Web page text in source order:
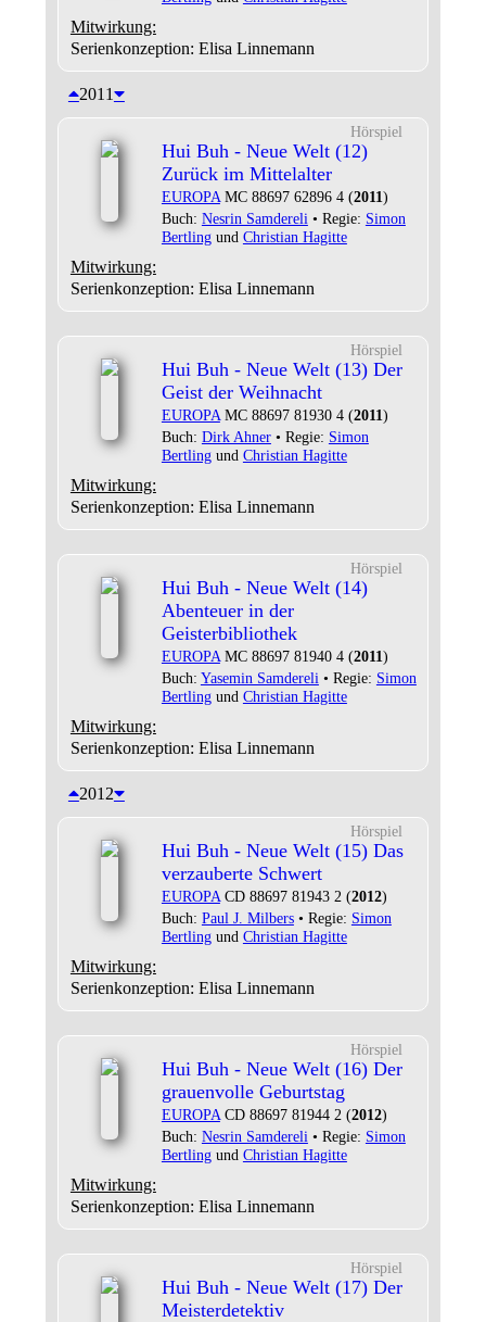
Mitwirkung:
Serienkonzeption: Elisa Linnemann
2011
Hörspiel
Hui Buh - Neue Welt (12)
Zurück im Mittelalter
EUROPAMC 88697 62896 4 (2011)
Buch: Nesrin Samdereli • Regie: Simon
Bertlingund Christian Hagitte
Mitwirkung:
Serienkonzeption: Elisa Linnemann
Hörspiel
Hui Buh - Neue Welt (13) Der
Geist der Weihnacht
EUROPAMC 88697 81930 4 (2011)
Buch: Dirk Ahner• Regie: Simon
Bertlingund Christian Hagitte
Mitwirkung:
Serienkonzeption: Elisa Linnemann
Hörspiel
Hui Buh - Neue Welt (14)
Abenteuer in der
Geisterbibliothek
EUROPAMC 88697 81940 4 (2011)
Buch: Yasemin Samdereli • Regie: Simon
Bertlingund Christian Hagitte
Mitwirkung:
Serienkonzeption: Elisa Linnemann
2012
Hörspiel
Hui Buh - Neue Welt (15) Das
verzauberte Schwert
EUROPACD 88697 81943 2 (2012)
Buch: Paul J. Milbers• Regie: Simon
Bertlingund Christian Hagitte
Mitwirkung:
Serienkonzeption: Elisa Linnemann
Hörspiel
Hui Buh - Neue Welt (16) Der
grauenvolle Geburtstag
EUROPACD 88697 81944 2 (2012)
Buch: Nesrin Samdereli • Regie: Simon
Bertlingund Christian Hagitte
Mitwirkung:
Serienkonzeption: Elisa Linnemann
Hörspiel
Hui Buh - Neue Welt (17) Der
Meisterdetektiv